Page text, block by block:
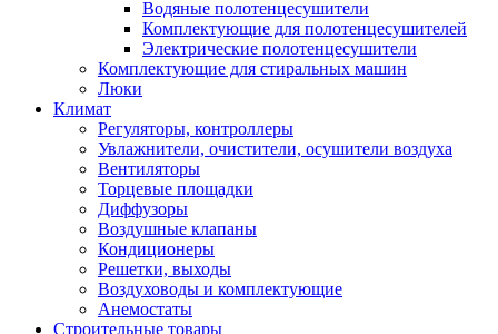
Водяные полотенцесушители
Комплектующие для полотенцесушителей
Электрические полотенцесушители
Комплектующие для стиральных машин
Люки
Климат
Регуляторы, контроллеры
Увлажнители, очистители, осушители воздуха
Вентиляторы
Торцевые площадки
Диффузоры
Воздушные клапаны
Кондиционеры
Решетки, выходы
Воздуховоды и комплектующие
Анемостаты
Строительные товары